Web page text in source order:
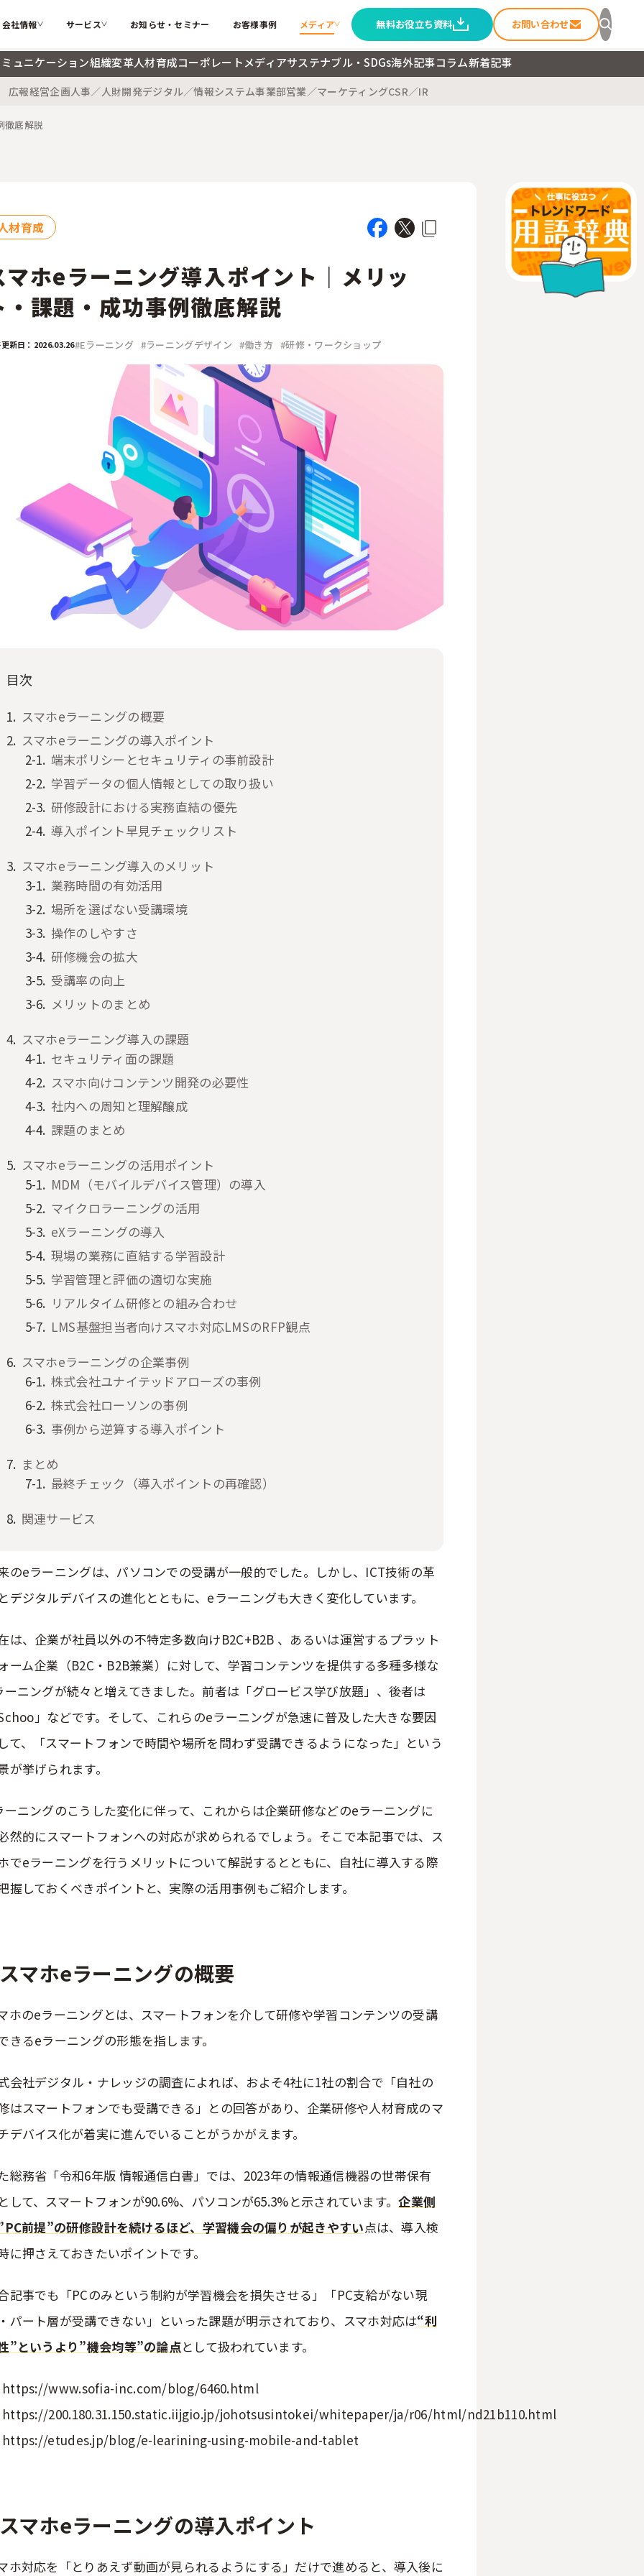
会社情報 サービス お知らせ・セミナー お客様事例 メディア
カテゴリー
用語辞典
部門
経営企画
デジタル／情報システム 事業部
無料お役立ち資料 お問い合わせ
ュニケーション組織変革人材育成コーポレートメディアサステナブル・SDGs海外記事コラム新着記事
広報経営企画人事／人財開発デジタル／情報システム事業部営業／マーケティングCSR／IR
徹底解説
材育成
マホeラーニング導入ポイント｜メリッ
・課題・成功事例徹底解説
新日：2026.03.26#Eラーニング #ラーニングデザイン #働き方 #研修・ワークショップ
目次
スマホeラーニングの概要
スマホeラーニングの導入ポイント
端末ポリシーとセキュリティの事前設計
学習データの個人情報としての取り扱い
研修設計における実務直結の優先
導入ポイント早見チェックリスト
スマホeラーニング導入のメリット
業務時間の有効活用
場所を選ばない受講環境
操作のしやすさ
研修機会の拡大
受講率の向上
メリットのまとめ
スマホeラーニング導入の課題
セキュリティ面の課題
スマホ向けコンテンツ開発の必要性
社内への周知と理解醸成
課題のまとめ
スマホeラーニングの活用ポイント
MDM（モバイルデバイス管理）の導入
マイクロラーニングの活用
eXラーニングの導入
現場の業務に直結する学習設計
学習管理と評価の適切な実施
リアルタイム研修との組み合わせ
LMS基盤担当者向けスマホ対応LMSのRFP観点
スマホeラーニングの企業事例
株式会社ユナイテッドアローズの事例
株式会社ローソンの事例
事例から逆算する導入ポイント
まとめ
最終チェック（導入ポイントの再確認）
関連サービス
のeラーニングは、パソコンでの受講が一般的でした。しかし、ICT技術の革
デジタルデバイスの進化とともに、eラーニングも大きく変化しています。
は、企業が社員以外の不特定多数向けB2C+B2B 、あるいは運営するプラット
ーム企業（B2C・B2B兼業）に対して、学習コンテンツを提供する多種多様な
ーニングが続々と増えてきました。前者は「グロービス学び放題」、後者は
」などです。そして、これらのeラーニングが急速に普及した大きな要因
て、「スマートフォンで時間や場所を問わず受講できるようになった」という
が挙げられます。
ーニングのこうした変化に伴って、これからは企業研修などのeラーニングに
然的にスマートフォンへの対応が求められるでしょう。そこで本記事では、ス
でeラーニングを行うメリットについて解説するとともに、自社に導入する際
握しておくべきポイントと、実際の活用事例もご紹介します。
スマホeラーニングの概要
ホのeラーニングとは、スマートフォンを介して研修や学習コンテンツの受講
きるeラーニングの形態を指します。
会社デジタル・ナレッジの調査によれば、およそ4社に1社の割合で「自社の
はスマートフォンでも受講できる」との回答があり、企業研修や人材育成のマ
デバイス化が着実に進んでいることがうかがえます。
総務省「令和6年版 情報通信白書」では、2023年の情報通信機器の世帯保有
して、スマートフォンが90.6%、パソコンが65.3%と示されています。企業側
前提”の研修設計を続けるほど、学習機会の偏りが起きやすい点は、導入検
に押さえておきたいポイントです。
記事でも「PCのみという制約が学習機会を損失させる」「PC支給がない現
パート層が受講できない」といった課題が明示されており、スマホ対応は“利
”というより”機会均等”の論点として扱われています。
https://www.sofia-inc.com/blog/6460.html
https://200.180.31.150.static.iijgio.jp/johotsusintokei/whitepaper/ja/r06/html/nd21b110.html
https://etudes.jp/blog/e-learining-using-mobile-and-tablet
スマホeラーニングの導入ポイント
ホ対応を「とりあえず動画が見られるようにする」だけで進めると、導入後に